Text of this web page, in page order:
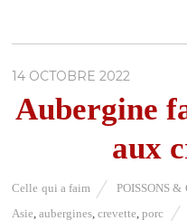
14 OCTOBRE 2022
Aubergine
aux
Celle qui a faim POISSONS &
Asie ,aubergines ,crevette ,porc